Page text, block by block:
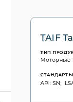
TAIF
ТИП
Моторные
СТАНДАРТЫ
API: SN;